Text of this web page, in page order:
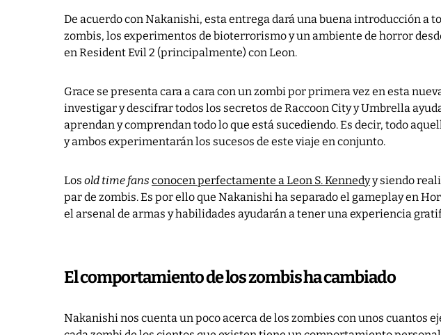
De acuerdo con Nakanishi, esta entrega dará una buena introducción a
zombis, los experimentos de bioterrorismo y un ambiente de horror
en Resident Evil 2 (principalmente) con Leon.
Grace se presenta cara a cara con un zombi por primera vez en esta
investigar y descifrar todos los secretos de Raccoon City y Umbrella
aprendan y comprendan todo lo que está sucediendo. Es decir, todo
y ambos experimentarán los sucesos de este viaje en conjunto.
Los old time fans conocen perfectamente a Leon S. Kennedyy siendo
par de zombis. Es por ello que Nakanishi ha separado el gameplay en
el arsenal de armas y habilidades ayudarán a tener una experiencia
El comportamiento de los zombis ha cambiado
Nakanishi nos cuenta un poco acerca de los zombies con unos cuantos